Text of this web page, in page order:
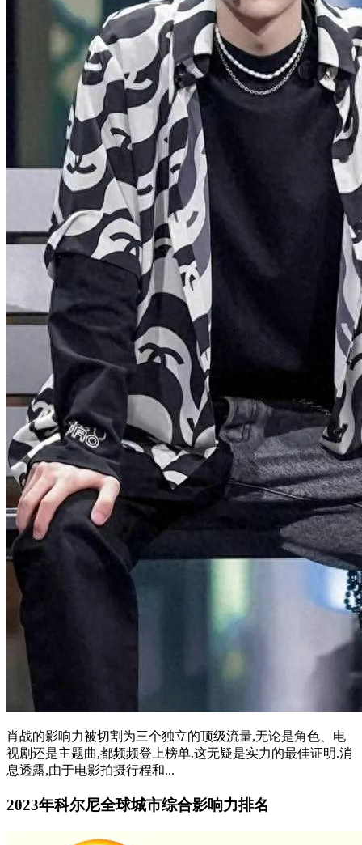
肖战的影响力被切割为三个独立的顶级流量,无论是角色、电
视剧还是主题曲,都频频登上榜单.这无疑是实力的最佳证明.消
息透露,由于电影拍摄行程和...
2023年科尔尼全球城市综合影响力排名